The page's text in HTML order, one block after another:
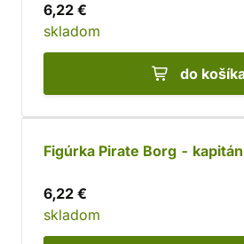
6,22 €
skladom
do
Figúrka Pirate Borg - kapitán
6,22 €
skladom